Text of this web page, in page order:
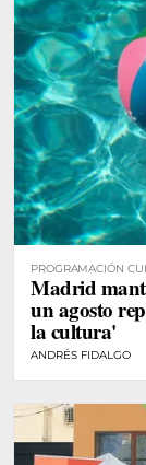
PROGRAMACIÓN
Madrid
un agosto
la cultura'
ANDRÉS FIDALGO